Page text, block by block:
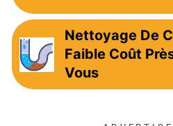
Nettoyage De
Faible Coût
Vous